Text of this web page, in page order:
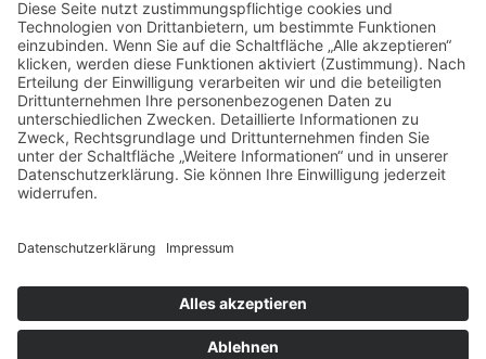
THEMIS GmbH
Centroallee 263b
46047 Oberhausen
+49 (0)208-882 899 96
info@themis-personal.de
Facebook Instagram Whatsapp
Du suchst eine neue Herausforderung?
Dann kontaktiere uns unter 0208 – 882 899 96